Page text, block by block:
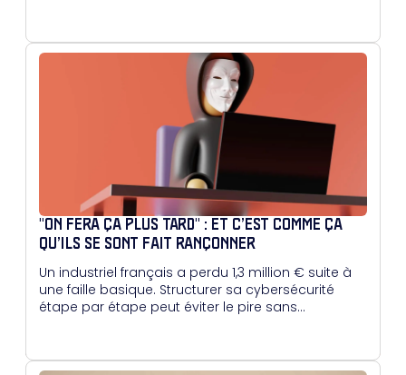
"ON FERA ÇA PLUS TARD" : ET C’EST COMME ÇA
QU’ILS SE SONT FAIT RANÇONNER
Un industriel français a perdu 1,3 million € suite à
une faille basique. Structurer sa cybersécurité
étape par étape peut éviter le pire sans